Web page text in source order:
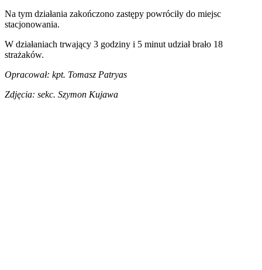
Na tym działania zakończono zastępy powróciły do miejsc
stacjonowania.
W działaniach trwający 3 godziny i 5 minut udział brało 18
strażaków.
Opracował: kpt. Tomasz Patryas
Zdjęcia: sekc. Szymon Kujawa